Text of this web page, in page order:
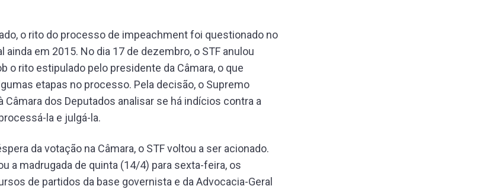
o rito do processo de impeachment foi questionado no
ainda em 2015. No dia 17 de dezembro, o STF anulou
o rito estipulado pelo presidente da Câmara, o que
etapas no processo. Pela decisão, o Supremo
dos Deputados analisar se há indícios contra a
la e julgá-la.
da votação na Câmara, o STF voltou a ser acionado.
a madrugada de quinta (14/4) para sexta-feira, os
de partidos da base governista e da Advocacia-Geral